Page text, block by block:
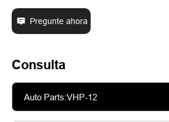
Pregunte ahora
Consulta